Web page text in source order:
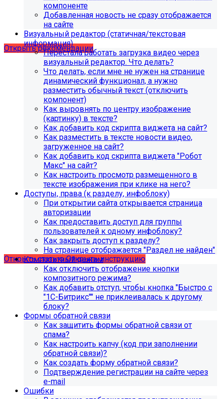
Рекомендации по безопасности
Открыть рекомендации
С 1 февраля 2023 года ограничена
поддержка продуктов 1С-Битрикс на
PHP версии ниже 8.0. Рекомендуемая
версия PHP - 8.1 и выше
Открыть статьюОткрыть инструкцию
Учебные курсы
компоненте
Добавленная новость не сразу отображается
на сайте
Визуальный редактор (статичная/текстовая
информация)
Перестала работать загрузка видео через
визуальный редактор. Что делать?
Что делать, если мне не нужен на странице
динамический функционал, а нужно
разместить обычный текст (отключить
компонент)
Как выровнять по центру изображение
(картинку) в тексте?
Как добавить код скрипта виджета на сайт?
Как разместить в тексте новости видео,
загруженное на сайт?
Как добавить код скрипта виджета "Робот
Макс" на сайт?
Как настроить просмотр размещенного в
тексте изображения при клике на него?
Доступы, права (к разделу, инфоблоку)
При открытии сайта открывается страница
авторизации
Как предоставить доступ для группы
пользователей к одному инфоблоку?
Как закрыть доступ к разделу?
На странице отображается "Раздел не найден"
Композитный режим
Как отключить отображение кнопки
композитного режима?
Как добавить отступ, чтобы кнопка "Быстро с
"1С-Битрикс"" не приклеивалась к другому
блоку?
Формы обратной связи
Как защитить формы обратной связи от
спама?
Как настроить капчу (код при заполнении
обратной связи)?
Как создать форму обратной связи?
Подтверждение регистрации на сайте через
e-mail
Ошибки